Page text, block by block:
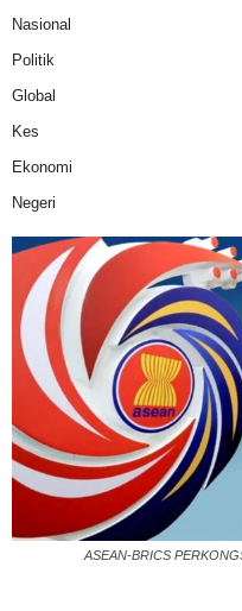
Nasional
Politik
Global
Kes
Ekonomi
Negeri
ASEAN-BRICS